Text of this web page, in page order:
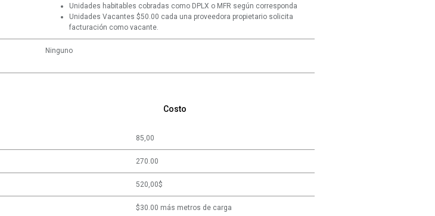
Unidades habitables cobradas como DPLX o MFR según corresponda
Unidades Vacantes $50.00 cada una proveedora propietario solicita
facturación como vacante.
Ninguno
Costo
85,00
270.00
520,00$
$30.00 más metros de carga